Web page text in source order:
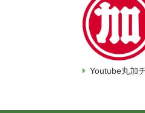
Youtube丸加